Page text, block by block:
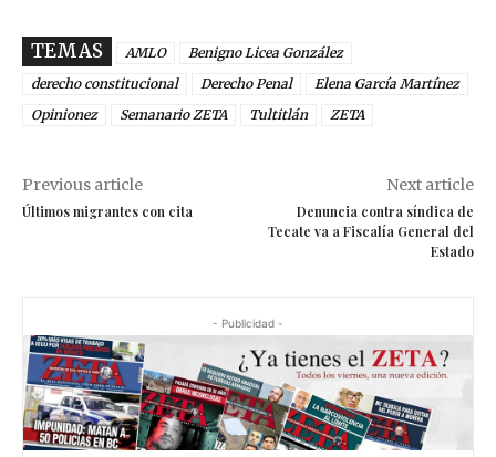
TEMAS AMLO
Benigno Licea González
derecho constitucional
Derecho Penal
Elena García Martínez
Opinionez
Semanario ZETA Tultitlán ZETA
Previous article
Últimos migrantes con cita
Next article
Denuncia contra síndica de
Tecate va a Fiscalía General del
Estado
- Publicidad -